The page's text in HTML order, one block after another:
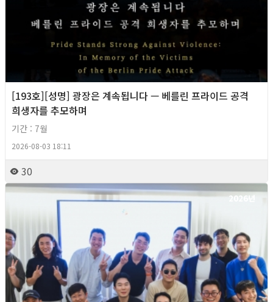
[193호][성명] 광장은 계속됩니다 — 베를린 프라이드 공격
희생자를 추모하며
기간 : 7월
2026-08-03 18:11
30
2026년